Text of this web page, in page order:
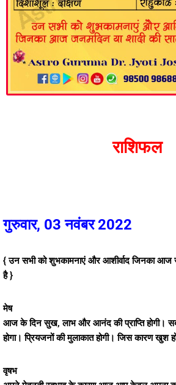
राशिफल
गुरुवार, 03 नवंबर 2022
{ उन सभी को शुभकामनाएं और आशीर्वाद जिनका आज
है }
मेष
आज के दिन सुख, लाभ और आनंद की प्राप्ति होगी।
होगा। प्रियजनों की मुलाकात होगी। जिस कारण खुश
वृषभ